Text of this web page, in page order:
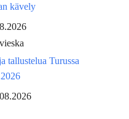
kävely
tallustelua Turussa